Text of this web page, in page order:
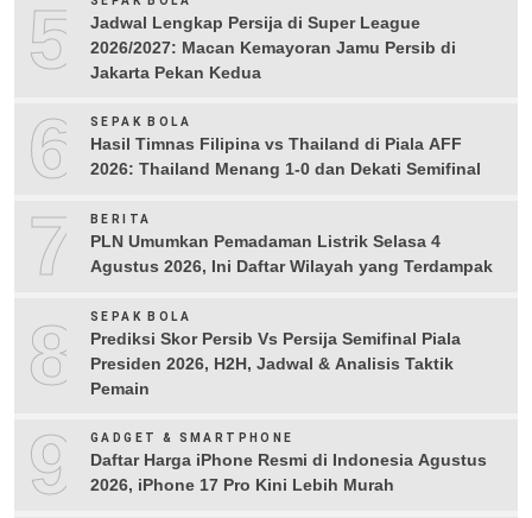
5
Jadwal Lengkap Persija di Super League
2026/2027: Macan Kemayoran Jamu Persib di
Jakarta Pekan Kedua
6 SEPAK BOLA
Hasil Timnas Filipina vs Thailand di Piala AFF
2026: Thailand Menang 1-0 dan Dekati Semifinal
7 BERITA
PLN Umumkan Pemadaman Listrik Selasa 4
Agustus 2026, Ini Daftar Wilayah yang Terdampak
8 SEPAK BOLA
Prediksi Skor Persib Vs Persija Semifinal Piala
Presiden 2026, H2H, Jadwal & Analisis Taktik
Pemain
9 GADGET & SMARTPHONE
Daftar Harga iPhone Resmi di Indonesia Agustus
2026, iPhone 17 Pro Kini Lebih Murah